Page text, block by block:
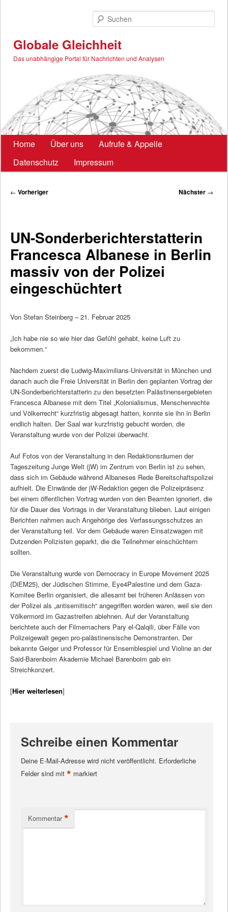
Globale Gleichheit
Das unabhängige Portal für Nachrichten und Analysen
Hauptmenü
Home Über uns
Aufrufe & Appelle
Datenschutz
Impressum
Beitragsnavigation
← Vorheriger Nächster →
UN-Sonderberichterstatterin
Francesca Albanese in Berlin
massiv von der Polizei
eingeschüchtert
Von Stefan Steinberg – 21. Februar 2025
„Ich habe nie so wie hier das Gefühl gehabt, keine Luft zu
bekommen.“
Nachdem zuerst die Ludwig-Maximilians-Universität in München und
danach auch die Freie Universität in Berlin den geplanten Vortrag der
UN-Sonderberichterstatterin zu den besetzten Palästinensergebieten
Francesca Albanese mit dem Titel „Kolonialismus, Menschenrechte
und Völkerrecht“ kurzfristig abgesagt hatten, konnte sie ihn in Berlin
endlich halten. Der Saal war kurzfristig gebucht worden, die
Veranstaltung wurde von der Polizei überwacht.
Auf Fotos von der Veranstaltung in den Redaktionsräumen der
Tageszeitung Junge Welt (jW) im Zentrum von Berlin ist zu sehen,
dass sich im Gebäude während Albaneses Rede Bereitschaftspolizei
aufhielt. Die Einwände der jW-Redaktion gegen die Polizeipräsenz
bei einem öffentlichen Vortrag wurden von den Beamten ignoriert, die
für die Dauer des Vortrags in der Veranstaltung blieben. Laut einigen
Berichten nahmen auch Angehörige des Verfassungsschutzes an
der Veranstaltung teil. Vor dem Gebäude waren Einsatzwagen mit
Dutzenden Polizisten geparkt, die die Teilnehmer einschüchtern
sollten.
Die Veranstaltung wurde von Democracy in Europe Movement 2025
(DiEM25), der Jüdischen Stimme, Eye4Palestine und dem Gaza-
Komitee Berlin organisiert, die allesamt bei früheren Anlässen von
der Polizei als „antisemitisch“ angegriffen worden waren, weil sie den
Völkermord im Gazastreifen ablehnen. Auf der Veranstaltung
berichtete auch der Filmemachers Pary el-Qalqili, über Fälle von
Polizeigewalt gegen pro-palästinensische Demonstranten. Der
bekannte Geiger und Professor für Ensemblespiel und Violine an der
Said-Barenboim Akademie Michael Barenboim gab ein
Streichkonzert.
[Hier weiterlesen]
Schreibe einen Kommentar
Deine E-Mail-Adresse wird nicht veröffentlicht. Erforderliche
Felder sind mit * markiert
Kommentar *